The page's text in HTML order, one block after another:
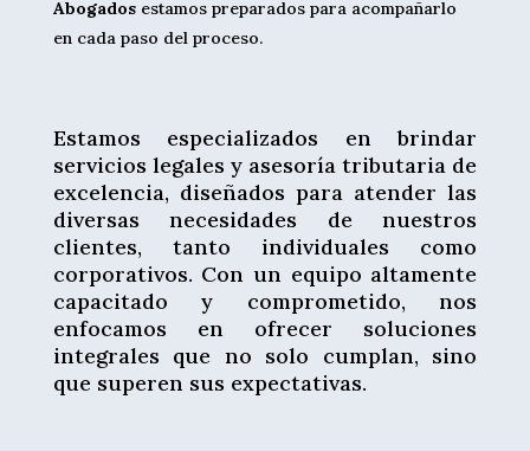
Abogadosestamos preparados para acompañarlo
en cada paso del proceso.
Estamos especializados en brindar
servicios legales y asesoría tributaria de
excelencia, diseñados para atender las
diversas necesidades de nuestros
clientes, tanto individuales como
corporativos. Con un equipo altamente
capacitado y comprometido, nos
enfocamos en ofrecer soluciones
integrales que no solo cumplan, sino
que superen sus expectativas.